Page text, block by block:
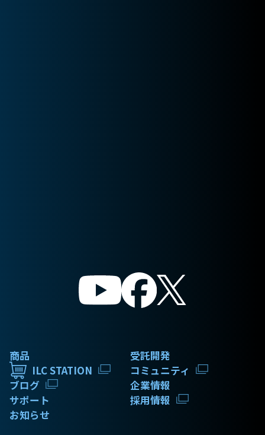
商品
受託開発
ILC STATION
コミュニティ
ブログ
企業情報
サポート
採用情報
お知らせ